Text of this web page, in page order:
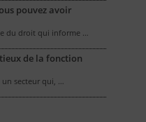
pouvez avoir
du droit qui informe …
de la fonction
secteur qui, …